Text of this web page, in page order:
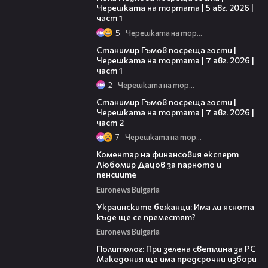
Черешката на тортата | 5 авг. 2026 |
част 1
5 Черешката на тортата
Станимир Гъмов посреща гости |
Черешката на тортата | 7 авг. 2026 |
част 1
2 Черешката на тортата
Станимир Гъмов посреща гости |
Черешката на тортата | 7 авг. 2026 |
част 2
7 Черешката на тортата
Коментар на финансовия експерт
Любомир Дацов за парното и
пенсиите
Euronews Bulgaria
Украинските бежанци: Има ли яснота
къде ще се преместят?
Euronews Bulgaria
Политолог: При зелена светлина за РС
Македония ще има предсрочни избори